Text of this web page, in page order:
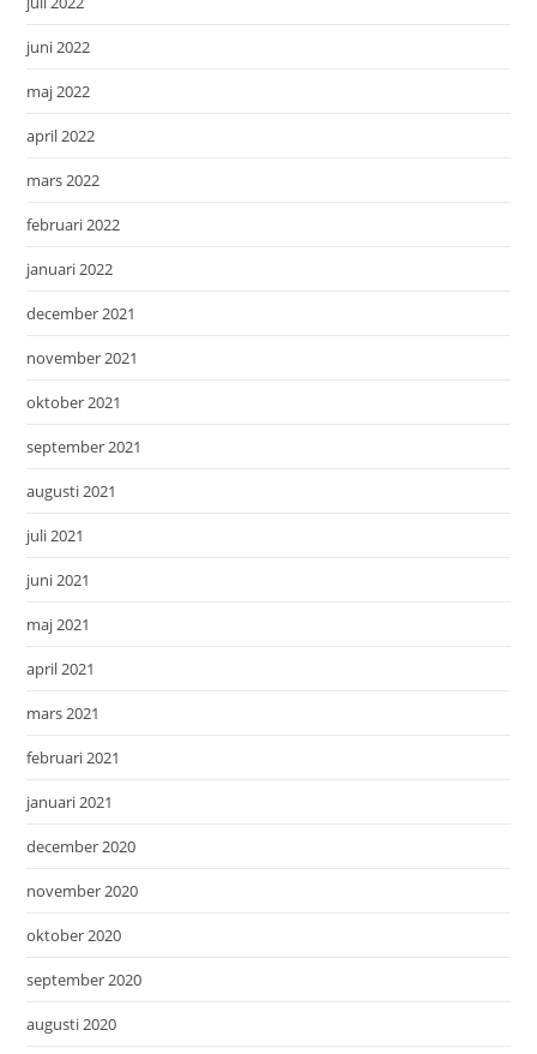
juni 2022
maj 2022
april 2022
mars 2022
februari 2022
januari 2022
december 2021
november 2021
oktober 2021
september 2021
augusti 2021
juli 2021
juni 2021
maj 2021
april 2021
mars 2021
februari 2021
januari 2021
december 2020
november 2020
oktober 2020
september 2020
augusti 2020